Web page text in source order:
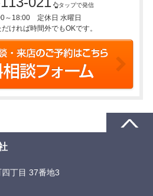
タップで発信
～18:00 定休日 水曜日
ければ時間外でもOKです。
丁目 37番地3